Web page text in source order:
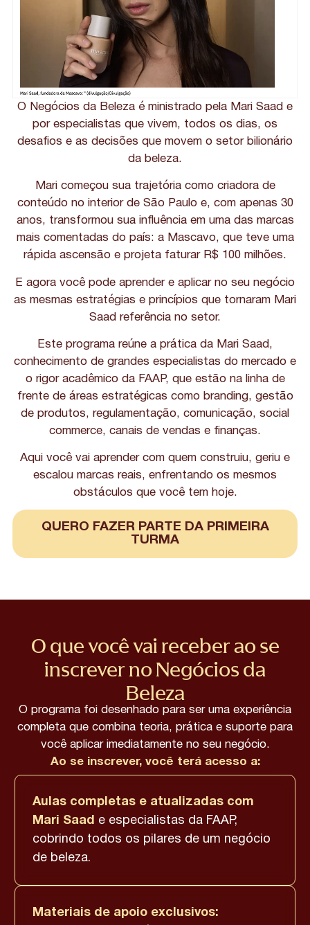
O Negócios da Beleza é ministrado pela Mari Saad e
por especialistas que vivem, todos os dias, os
desafios e as decisões que movem o setor bilionário
da beleza.
Mari começou sua trajetória como criadora de
conteúdo no interior de São Paulo e, com apenas 30
anos, transformou sua influência em uma das marcas
mais comentadas do país: a Mascavo, que teve uma
rápida ascensão e projeta faturar R$ 100 milhões.
E agora você pode aprender e aplicar no seu negócio
as mesmas estratégias e princípios que tornaram Mari
Saad referência no setor.
Este programa reúne a prática da Mari Saad,
conhecimento de grandes especialistas do mercado e
o rigor acadêmico da FAAP, que estão na linha de
frente de áreas estratégicas como branding, gestão
de produtos, regulamentação, comunicação, social
commerce, canais de vendas e finanças.
Aqui você vai aprender com quem construiu, geriu e
escalou marcas reais, enfrentando os mesmos
obstáculos que você tem hoje.
QUERO FAZER PARTE DA PRIMEIRA
TURMA
O que você vai receber ao se
inscrever no Negócios da
Beleza
O programa foi desenhado para ser uma experiência
completa que combina teoria, prática e suporte para
você aplicar imediatamente no seu negócio.
Ao se inscrever, você terá acesso a:
Aulas completas e atualizadas com
Mari Saad e especialistas da FAAP,
cobrindo todos os pilares de um negócio
de beleza.
Materiais de apoio exclusivos: